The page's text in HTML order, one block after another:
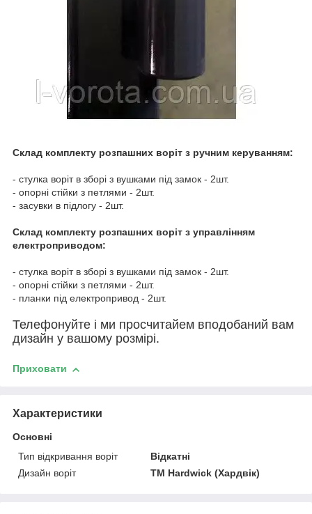
Склад комплекту розпашних воріт з ручним керуванням:
- стулка воріт в зборі з вушками під замок - 2шт.
- опорні стійки з петлями - 2шт.
- засувки в підлогу - 2шт.
Склад комплекту розпашних воріт з управлінням
електроприводом:
- стулка воріт в зборі з вушками під замок - 2шт.
- опорні стійки з петлями - 2шт.
- планки під електропривод - 2шт.
Телефонуйте і ми просчитайем вподобаний вам
дизайн у вашому розмірі.
Приховати
Характеристики
Основні
Тип відкривання воріт
Відкатні
Дизайн воріт
ТМ Hardwick (Хардвік)